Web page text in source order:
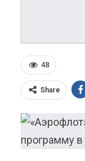
48
Share